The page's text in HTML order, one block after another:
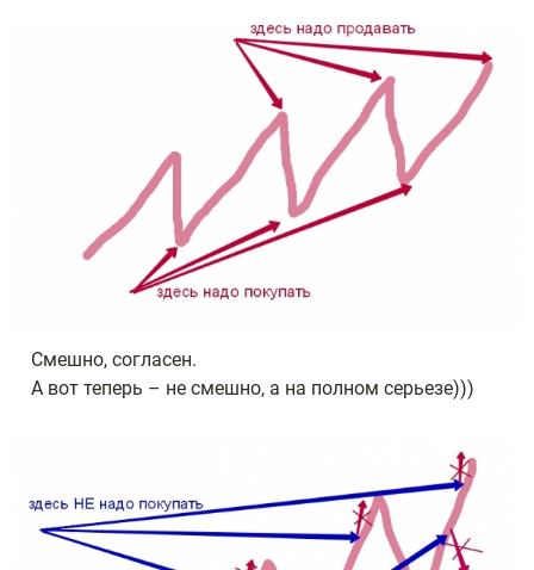
Смешно, согласен.
А вот теперь – не смешно, а на полном серьезе)))